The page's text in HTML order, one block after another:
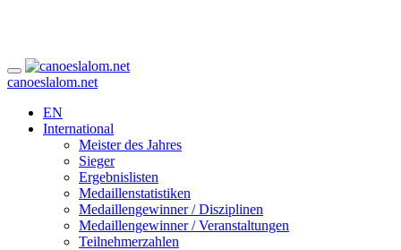
canoeslalom.net
EN
International
Meister des Jahres
Sieger
Ergebnislisten
Medaillenstatistiken
Medaillengewinner / Disziplinen
Medaillengewinner / Veranstaltungen
Teilnehmerzahlen